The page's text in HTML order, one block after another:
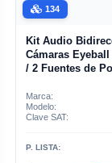
134
Kit Audio
Cámaras
/ 2 Fuentes de
Marca:
Modelo:
Clave SAT:
P. LISTA: